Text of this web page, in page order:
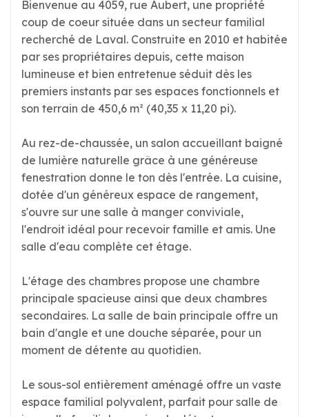
Bienvenue au 4059, rue Aubert, une propriété
coup de coeur située dans un secteur familial
recherché de Laval. Construite en 2010 et habitée
par ses propriétaires depuis, cette maison
lumineuse et bien entretenue séduit dès les
premiers instants par ses espaces fonctionnels et
son terrain de 450,6 m² (40,35 x 11,20 pi).
Au rez-de-chaussée, un salon accueillant baigné
de lumière naturelle grâce à une généreuse
fenestration donne le ton dès l'entrée. La cuisine,
dotée d'un généreux espace de rangement,
s'ouvre sur une salle à manger conviviale,
l'endroit idéal pour recevoir famille et amis. Une
salle d'eau complète cet étage.
L'étage des chambres propose une chambre
principale spacieuse ainsi que deux chambres
secondaires. La salle de bain principale offre un
bain d'angle et une douche séparée, pour un
moment de détente au quotidien.
Le sous-sol entièrement aménagé offre un vaste
espace familial polyvalent, parfait pour salle de